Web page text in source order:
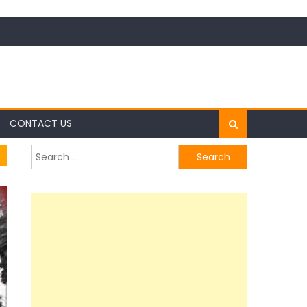
CONTACT US
Search
for: